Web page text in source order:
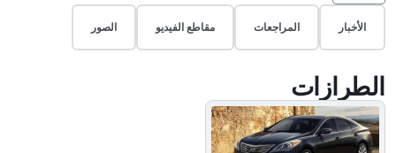
الأخبار المراجعات مقاطع الفيديو الصور
الطرازات